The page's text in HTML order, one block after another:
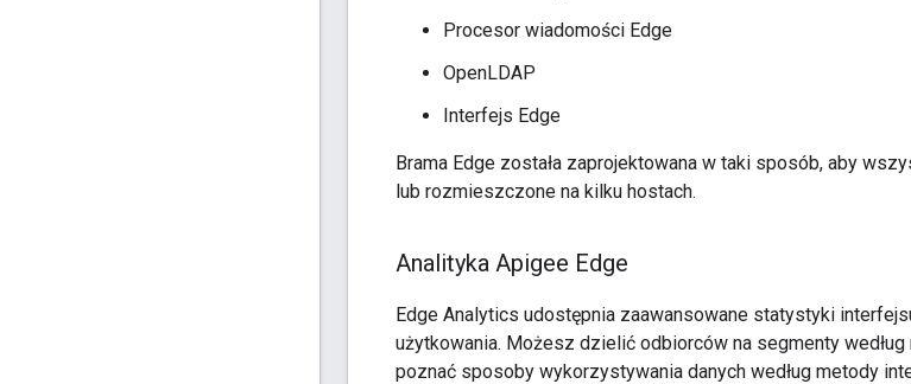
Procesor wiadomości Edge
OpenLDAP
Interfejs Edge
Brama Edge została zaprojektowana w taki sposób, aby
lub rozmieszczone na kilku hostach.
Analityka Apigee Edge
Edge Analytics udostępnia zaawansowane statystyki
użytkowania. Możesz dzielić odbiorców na segmenty
poznać sposoby wykorzystywania danych według metody